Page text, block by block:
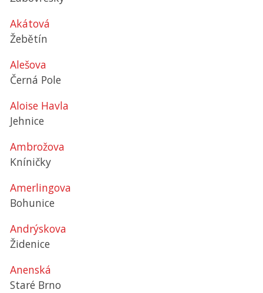
Akátová
Žebětín
Alešova
Černá Pole
Aloise Havla
Jehnice
Ambrožova
Kníničky
Amerlingova
Bohunice
Andrýskova
Židenice
Anenská
Staré Brno